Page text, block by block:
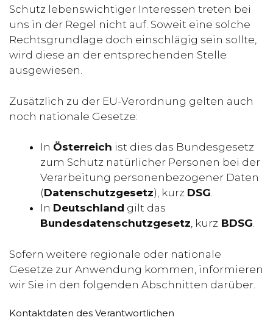
Schutz lebenswichtiger Interessen treten bei
uns in der Regel nicht auf. Soweit eine solche
Rechtsgrundlage doch einschlägig sein sollte,
wird diese an der entsprechenden Stelle
ausgewiesen.
Zusätzlich zu der EU-Verordnung gelten auch
noch nationale Gesetze:
In Österreich ist dies das Bundesgesetz
zum Schutz natürlicher Personen bei der
Verarbeitung personenbezogener Daten
(Datenschutzgesetz), kurz DSG.
In Deutschland gilt das
Bundesdatenschutzgesetz, kurz BDSG.
Sofern weitere regionale oder nationale
Gesetze zur Anwendung kommen, informieren
wir Sie in den folgenden Abschnitten darüber.
Kontaktdaten des Verantwortlichen